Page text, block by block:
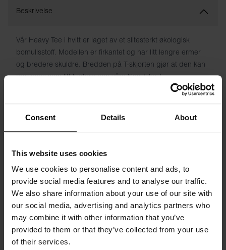
Consent Details About
This website uses cookies
We use cookies to personalise content and ads, to
provide social media features and to analyse our traffic.
We also share information about your use of our site with
our social media, advertising and analytics partners who
may combine it with other information that you’ve
provided to them or that they’ve collected from your use
of their services.
Beskrivelse
Vår Heavy Tee i hvitt er laget av et slitesterkt økologisk
bomullsstoff. Modellen er firkantet og har litt lengre ermer
og bredere skuldre. Bredden på T-skjorten gjør at den kan
oppleves som litt kortere enn våre klassiske T-
skjortemodeller. Den har en robust halsutringning og stilige
fungerer også flott under en jakke eller blazer.
Spesifikasjon
Størrelsesguide